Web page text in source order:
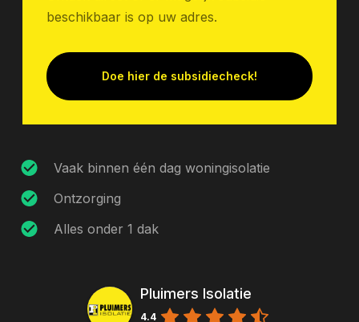
beschikbaar is op uw adres.
Doe hier de subsidiecheck!
Vaak binnen één dag woningisolatie
Ontzorging
Alles onder 1 dak
Pluimers Isolatie
4.4